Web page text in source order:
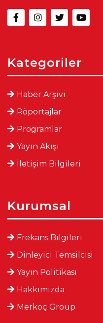
Kategoriler
Haber Arşivi
Röportajlar
Programlar
Yayın Akışı
İletişim Bilgileri
Kurumsal
Frekans Bilgileri
Dinleyici Temsilcisi
Yayın Politikası
Hakkımızda
Merkoç Group